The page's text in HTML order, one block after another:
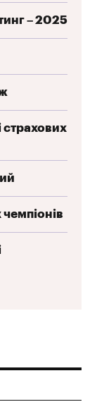
– 2025
страхових